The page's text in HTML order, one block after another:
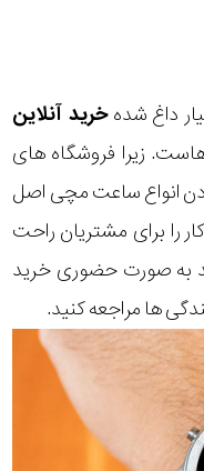
داغ شدهخرید آنلاین
زیرا فروشگاه های
انواع ساعت مچی اصل
را برای مشتریان راحت
به صورت حضوری خرید
ها مراجعه کنید.